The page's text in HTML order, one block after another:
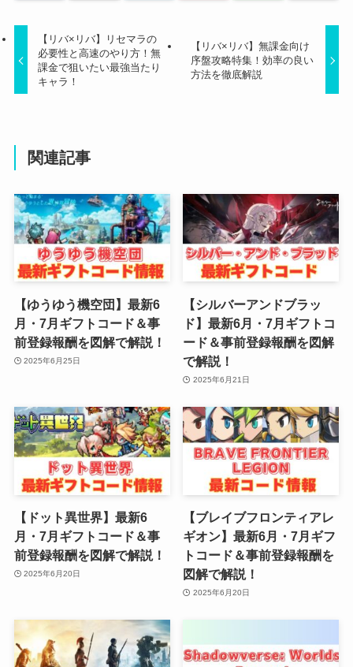
【リバ×リバ】リセマラの
必要性と高速のやり方！無
課金で狙いたい最強当たり
キャラ！
【リバ×リバ】無課金向け
序盤攻略特集！効率の良い
方法を徹底解説
関連記事
【ゆうゆう機空団】最新6
月・7月ギフトコード＆事
前登録報酬を図解で解説！
2025年6月25日
【シルバーアンドブラッ
ド】最新6月・7月ギフトコ
ード＆事前登録報酬を図解
で解説！
2025年6月21日
【ドット異世界】最新6
月・7月ギフトコード＆事
前登録報酬を図解で解説！
2025年6月20日
【ブレイブフロンティアレ
ギオン】最新6月・7月ギフ
トコード＆事前登録報酬を
図解で解説！
2025年6月20日